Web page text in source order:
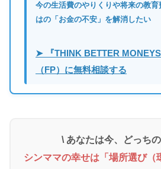
今の生活費のやりくりや将来の教
はの「お金の不安」を解消したい
➤ 『THINK BETTER
（FP）に無料相談する
\ あなたは今、どっち
シンママの幸せは「場所選び（